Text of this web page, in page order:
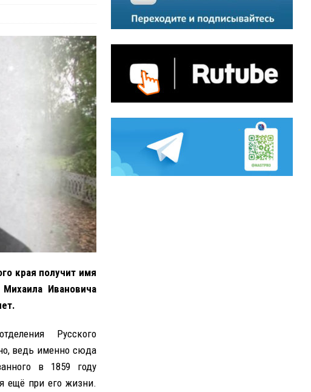
края получит имя
Михаила Ивановича
Русского
ведь именно сюда
в 1859 году
ещё при его жизни.